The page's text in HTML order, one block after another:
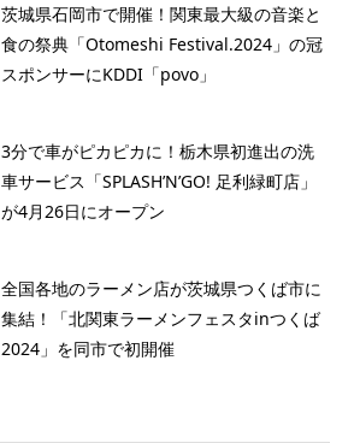
茨城県石岡市で開催！関東最大級の音楽と
食の祭典「Otomeshi Festival.2024」の冠
スポンサーにKDDI「povo」
3分で車がピカピカに！栃木県初進出の洗
車サービス「SPLASH’N’GO! 足利緑町店」
が4月26日にオープン
全国各地のラーメン店が茨城県つくば市に
集結！「北関東ラーメンフェスタinつくば
2024」を同市で初開催